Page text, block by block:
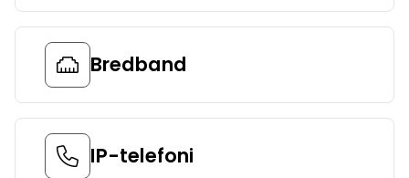
Bredband
IP-telefoni